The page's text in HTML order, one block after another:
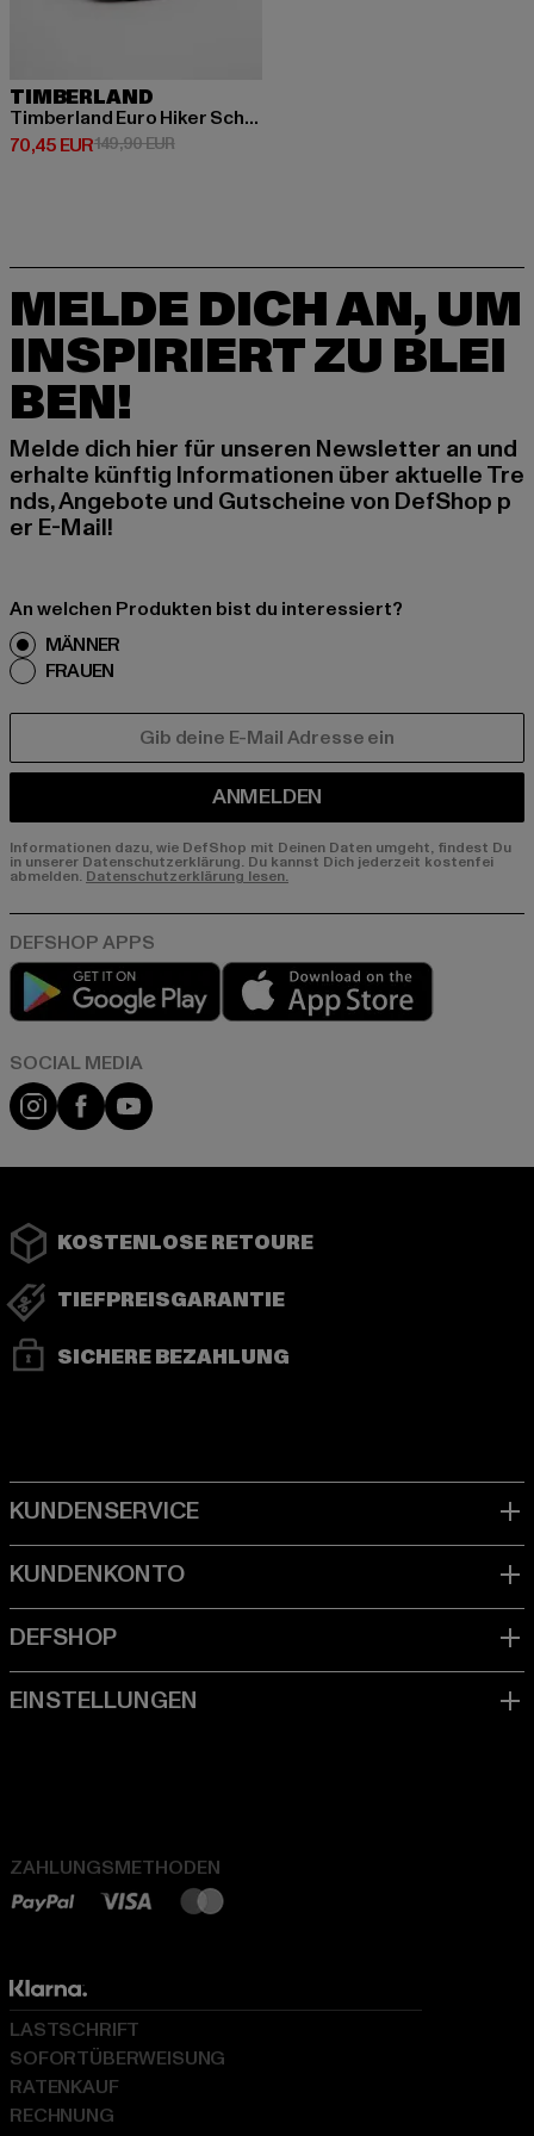
TIMBERLAND
Timberland Euro Hiker Schuhe
70,45 EUR
Derzeitiger Preis: 70,45 EUR
149,90 EURAktionspreis: 149,90 EUR
MELDE DICH AN, UM
INSPIRIERT ZU BLEI
BEN!
Melde dich hier für unseren Newsletter an und
erhalte künftig Informationen über aktuelle Tre
nds, Angebote und Gutscheine von DefShop p
er E-Mail!
An welchen Produkten bist du interessiert?
MÄNNER
FRAUEN
ANMELDEN
Informationen dazu, wie DefShop mit Deinen Daten umgeht, findest Du
in unserer Datenschutzerklärung. Du kannst Dich jederzeit kostenfei
abmelden. Datenschutzerklärung lesen.
Play market
Instagram
FacebookYouTube
KOSTENLOSE RETOURE
TIEFPREISGARANTIE
SICHERE BEZAHLUNG
ZAHLUNGSMETHODEN
LASTSCHRIFT
SOFORTÜBERWEISUNG
RATENKAUF
RECHNUNG